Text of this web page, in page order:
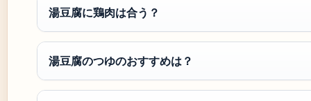
湯豆腐に鶏肉は合う？
湯豆腐のつゆのおすすめは？